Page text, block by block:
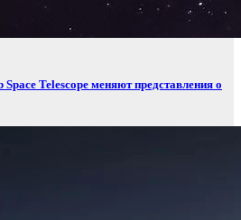
Telescope меняют представления о